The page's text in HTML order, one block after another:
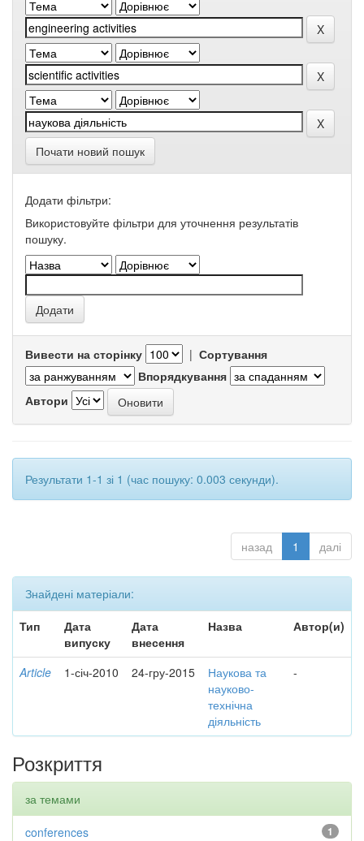
Почати новий пошук
Додати фільтри:
Використовуйте фільтри для уточнення результатів
пошуку.
Вивести на сторінку | Сортування
Впорядкування
Автори
Результати 1-1 зі 1 (час пошуку: 0.003 секунди).
назад 1 далі
Знайдені матеріали:
Тип
Дата
випуску
Дата
внесення
Назва Автор(и)
Article 1-січ-2010 24-гру-2015
Наукова та
науково-
технічна
діяльність
-
Розкриття
за темами
1
conferences